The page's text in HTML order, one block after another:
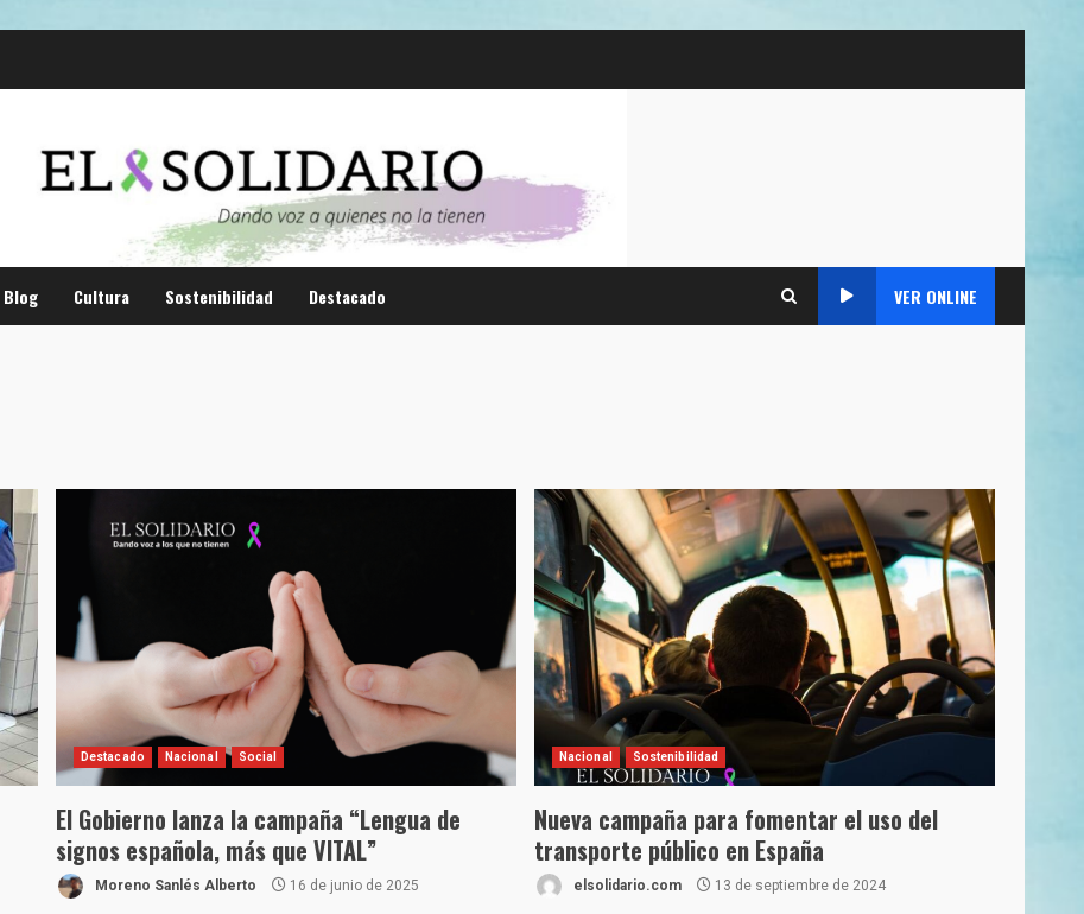
Blog Cultura Sostenibilidad Destacado VER ONLINE
Destacado Nacional Social
El Gobierno lanza la campaña “Lengua de
signos española, más que VITAL”
Moreno Sanlés Alberto 16 de junio de 2025
Nacional Sostenibilidad
Nueva campaña para fomentar el uso del
transporte público en España
elsolidario.com 13 de septiembre de 2024